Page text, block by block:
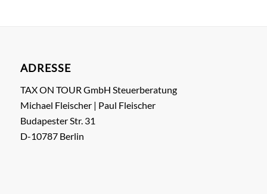
ADRESSE
TAX ON TOUR GmbH Steuerberatung
Michael Fleischer | Paul Fleischer
Budapester Str. 31
D-10787 Berlin